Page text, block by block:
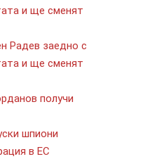
и ще сменят
Радев заедно с
и ще сменят
получи
шпиони
в ЕС